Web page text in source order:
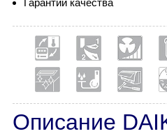
Гарантии качества
Описание